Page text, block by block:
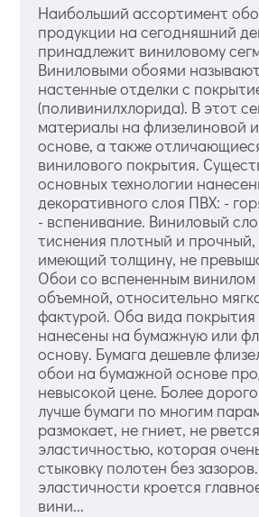
Наибольший ассортимент
продукции на сегодняшний
принадлежит виниловому
Виниловыми обоями
настенные отделки с
(поливинилхлорида). В этот
материалы на флизелиновой
основе, а также
винилового покрытия.
основных технологии
декоративного слоя ПВХ: -
- вспенивание. Виниловый
тиснения плотный и прочный,
имеющий толщину, не
Обои со вспененным
объемной, относительно
фактурой. Оба вида покрытия
нанесены на бумажную или
основу. Бумага дешевле
обои на бумажной основе
невысокой цене. Более
лучше бумаги по многим
размокает, не гниет, не
эластичностью, которая
стыковку полотен без
эластичности кроется
вини...